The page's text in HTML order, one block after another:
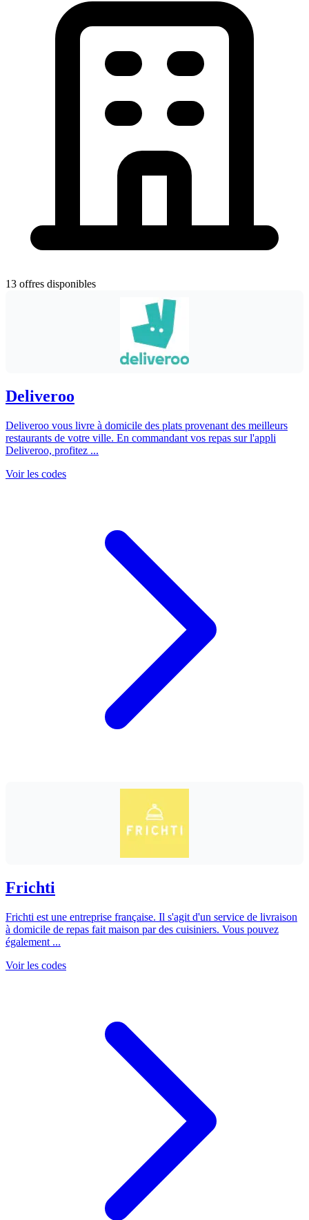
13 offres disponibles
Deliveroo
Deliveroo vous livre à domicile des plats provenant des meilleurs
restaurants de votre ville. En commandant vos repas sur l'appli
Deliveroo, profitez ...
Voir les codes
Frichti
Frichti est une entreprise française. Il s'agit d'un service de livraison
à domicile de repas fait maison par des cuisiniers. Vous pouvez
également ...
Voir les codes